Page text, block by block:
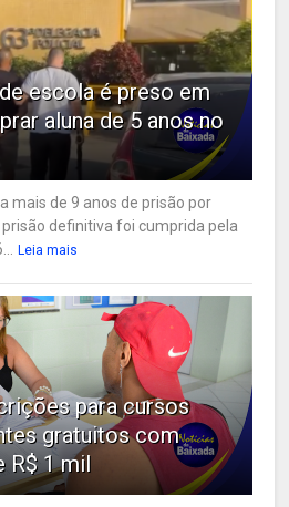
escola é preso em
aluna de 5 anos no
mais de 9 anos de prisão por
definitiva foi cumprida pela
Leia mais
para cursos
gratuitos com
R$ 1 mil